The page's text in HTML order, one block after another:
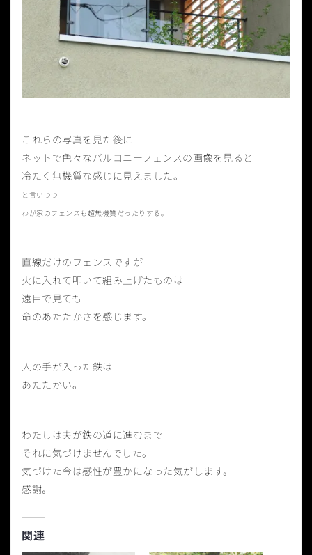
これらの写真を見た後に
ネットで色々なバルコニーフェンスの画像を見ると
冷たく無機質な感じに見えました。
と言いつつ
わが家のフェンスも超無機質だったりする。
直線だけのフェンスですが
火に入れて叩いて組み上げたものは
遠目で見ても
命のあたたかさを感じます。
人の手が入った鉄は
あたたかい。
わたしは夫が鉄の道に進むまで
それに気づけませんでした。
気づけた今は感性が豊かになった気がします。
感謝。
関連